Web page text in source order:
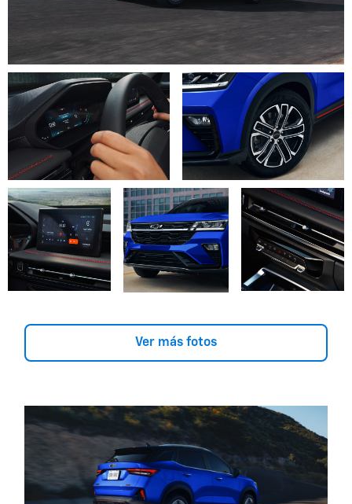
Ver más fotos